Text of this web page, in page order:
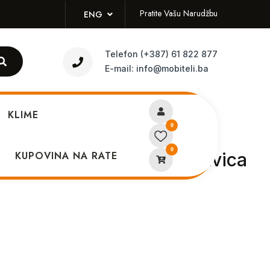
ENG Pratite Vašu Narudžbu
Telefon (+387) 61 822 877
E-mail: info@mobiteli.ba
KLIME
KUPOVINA NA RATE
0
0
RS5 Black + narukvica